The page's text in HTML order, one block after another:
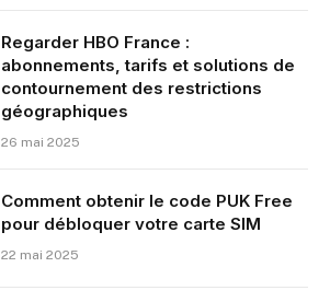
Regarder HBO France :
abonnements, tarifs et solutions de
contournement des restrictions
géographiques
26 mai 2025
Comment obtenir le code PUK Free
pour débloquer votre carte SIM
22 mai 2025